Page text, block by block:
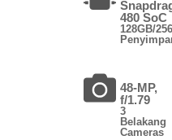
480 SoC
128GB/
48-MP,
f/1.79
3
Belakang
Cameras